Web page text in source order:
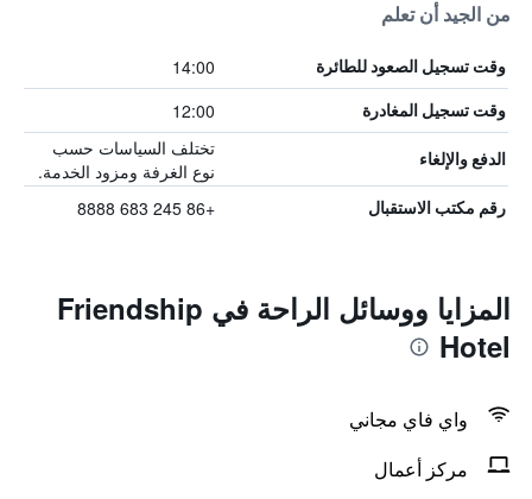
من الجيد أن تعلم
وقت تسجيل الصعود للطائرة 14:00
وقت تسجيل المغادرة 12:00
الدفع والإلغاء
تختلف السياسات حسب
نوع الغرفة ومزود الخدمة.
رقم مكتب الاستقبال +86 245 683 8888
المزايا ووسائل الراحة في Friendship
Hotel
واي فاي مجاني
مركز أعمال